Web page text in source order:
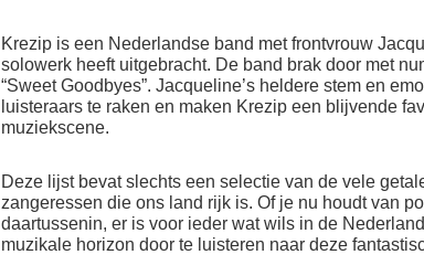
Krezip is een Nederlandse band met frontvrouw
solowerk heeft uitgebracht. De band brak door met
“Sweet Goodbyes”. Jacqueline’s heldere stem en
luisteraars te raken en maken Krezip een blijvende
muziekscene.
Deze lijst bevat slechts een selectie van de vele
zangeressen die ons land rijk is. Of je nu houdt van
daartussenin, er is voor ieder wat wils in de
muzikale horizon door te luisteren naar deze